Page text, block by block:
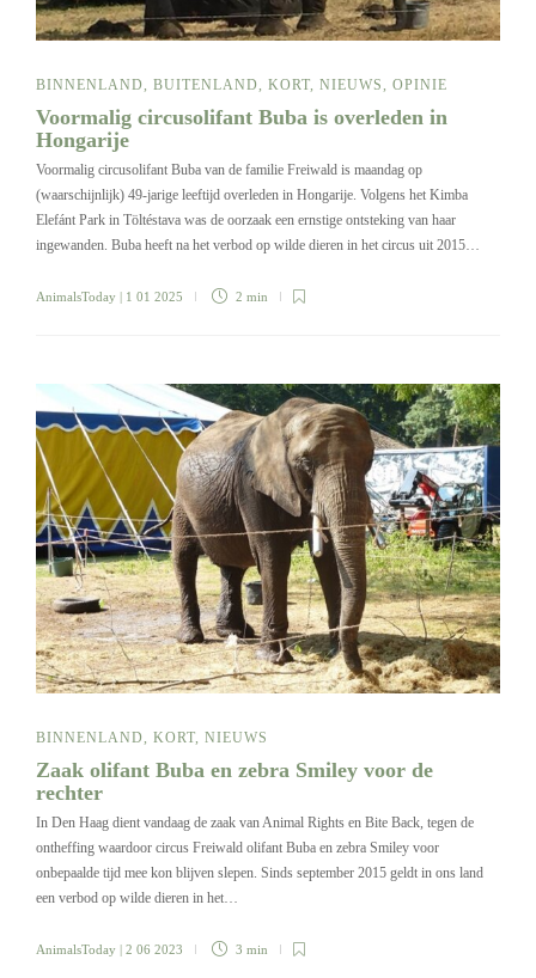
BINNENLAND BUITENLAND KORT NIEUWS OPINIE
Voormalig circusolifant Buba is overleden in
Hongarije
Voormalig circusolifant Buba van de familie Freiwald is maandag op
(waarschijnlijk) 49-jarige leeftijd overleden in Hongarije. Volgens het Kimba
Elefánt Park in Töltéstava was de oorzaak een ernstige ontsteking van haar
ingewanden. Buba heeft na het verbod op wilde dieren in het circus uit 2015…
AnimalsToday | 1 01 2025 2 min
BINNENLAND KORT NIEUWS
Zaak olifant Buba en zebra Smiley voor de
rechter
In Den Haag dient vandaag de zaak van Animal Rights en Bite Back, tegen de
ontheffing waardoor circus Freiwald olifant Buba en zebra Smiley voor
onbepaalde tijd mee kon blijven slepen. Sinds september 2015 geldt in ons land
een verbod op wilde dieren in het…
AnimalsToday | 2 06 2023 3 min